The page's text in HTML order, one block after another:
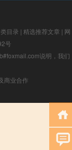
目录 | 精选推荐文章 | 网
号
说明，我们
商业合作